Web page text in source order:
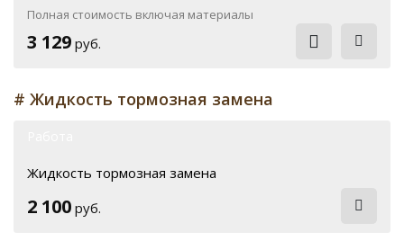
Полная стоимость включая материалы
3 129 руб.
# Жидкость тормозная замена
Жидкость тормозная замена
2 100 руб.